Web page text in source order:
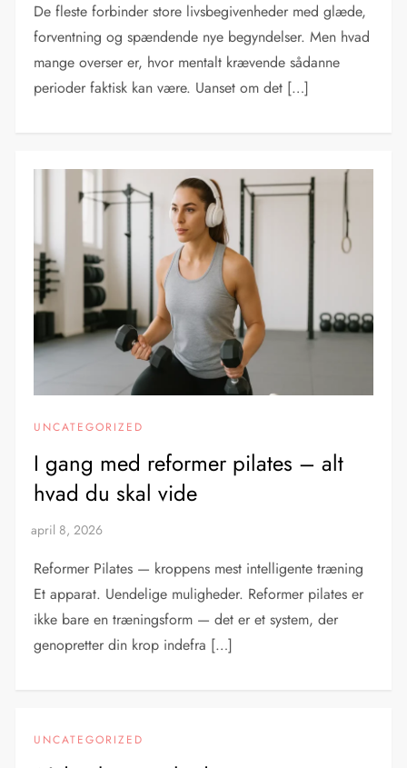
De fleste forbinder store livsbegivenheder med glæde,
forventning og spændende nye begyndelser. Men hvad
mange overser er, hvor mentalt krævende sådanne
perioder faktisk kan være. Uanset om det […]
UNCATEGORIZED
I gang med reformer pilates – alt
hvad du skal vide
Reformer Pilates — kroppens mest intelligente træning
Et apparat. Uendelige muligheder. Reformer pilates er
ikke bare en træningsform — det er et system, der
genopretter din krop indefra […]
UNCATEGORIZED